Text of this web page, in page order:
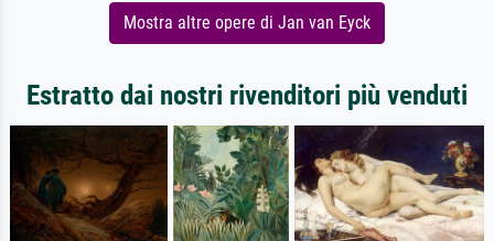
Mostra altre opere di Jan van Eyck
Estratto dai nostri rivenditori più venduti